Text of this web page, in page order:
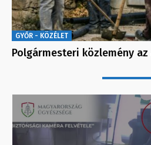
GYŐR - KÖZÉLET
Polgármesteri közlemény